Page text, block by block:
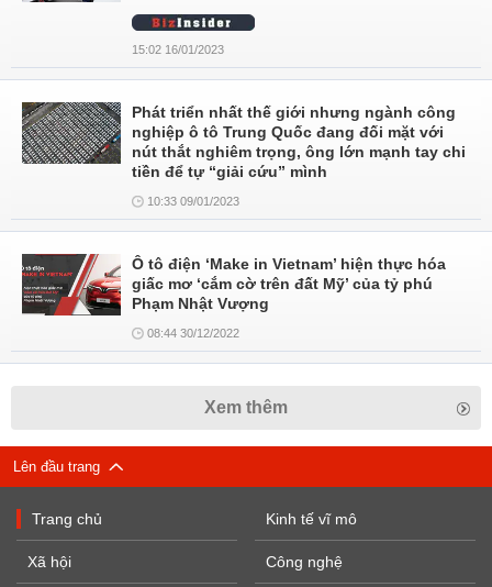
15:02 16/01/2023
Phát triển nhất thế giới nhưng ngành công
nghiệp ô tô Trung Quốc đang đối mặt với
nút thắt nghiêm trọng, ông lớn mạnh tay chi
tiền để tự “giải cứu” mình
10:33 09/01/2023
Ô tô điện ‘Make in Vietnam’ hiện thực hóa
giấc mơ ‘cắm cờ trên đất Mỹ’ của tỷ phú
Phạm Nhật Vượng
08:44 30/12/2022
Xem thêm
Lên đầu trang
Trang chủ
Xã hội
Kinh tế vĩ mô
Công nghệ